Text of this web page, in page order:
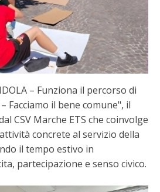
– Funziona il percorso di
Facciamo il bene comune", il
CSV Marche ETS che coinvolge
concrete al servizio della
il tempo estivo in
partecipazione e senso civico.